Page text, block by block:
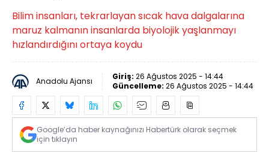
Bilim insanları, tekrarlayan sıcak hava dalgalarına
maruz kalmanın insanlarda biyolojik yaşlanmayı
hızlandırdığını ortaya koydu
Anadolu Ajansı Giriş: 26 Ağustos 2025 - 14:44
Güncelleme: 26 Ağustos 2025 - 14:44
Google’da haber kaynağınızı Habertürk olarak seçmek
için tıklayın